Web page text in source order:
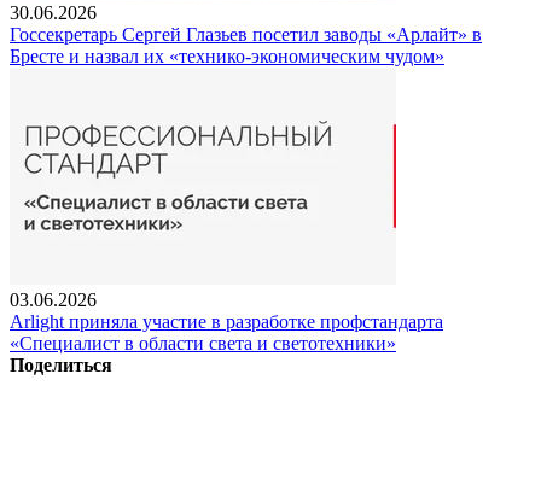
30.06.2026
Госсекретарь Сергей Глазьев посетил заводы «Арлайт» в
Бресте и назвал их «технико-экономическим чудом»
03.06.2026
Arlight приняла участие в разработке профстандарта
«Специалист в области света и светотехники»
Поделиться